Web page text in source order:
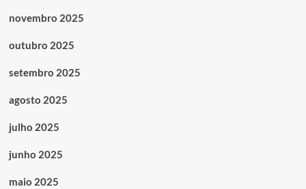
novembro 2025
outubro 2025
setembro 2025
agosto 2025
julho 2025
junho 2025
maio 2025